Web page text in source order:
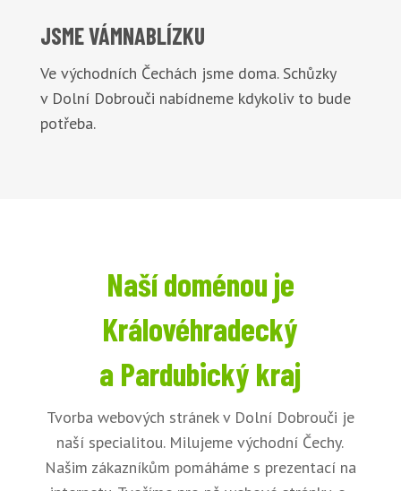
JSME VÁMNABLÍZKU
Ve východních Čechách jsme doma. Schůzky
v Dolní Dobrouči nabídneme kdykoliv to bude
potřeba.
Naší doménou je
Královéhradecký
a Pardubický kraj
Tvorba webových stránek v Dolní Dobrouči je
naší specialitou. Milujeme východní Čechy.
Našim zákazníkům pomáháme s prezentací na